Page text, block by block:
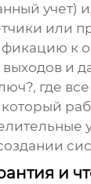
учет)
или
к
и
где
и